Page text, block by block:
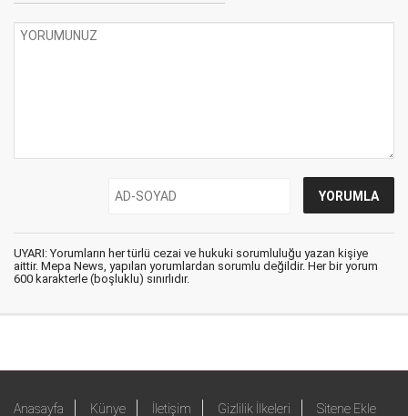
UYARI: Yorumların her türlü cezai ve hukuki sorumluluğu yazan kişiye
aittir. Mepa News, yapılan yorumlardan sorumlu değildir. Her bir yorum
600 karakterle (boşluklu) sınırlıdır.
Anasayfa Künye İletişim Gizlilik İlkeleri Sitene Ekle